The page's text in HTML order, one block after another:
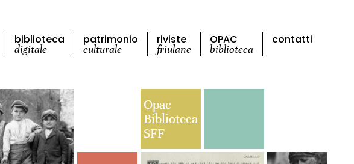
biblioteca
digitale
patrimonio
culturale
riviste
friulane
OPAC
biblioteca
contatti
Opac
Biblioteca
SFF